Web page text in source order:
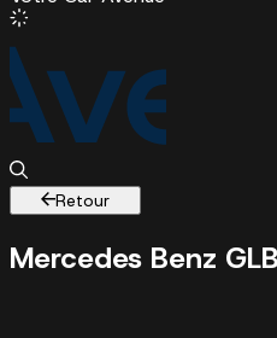
Retour
Mercedes Benz GLB